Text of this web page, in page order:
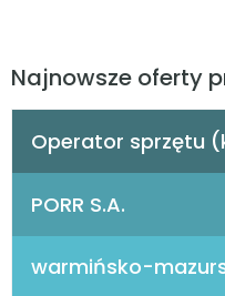
Najnowsze oferty
Operator sprzętu
PORR S.A.
warmińsko-